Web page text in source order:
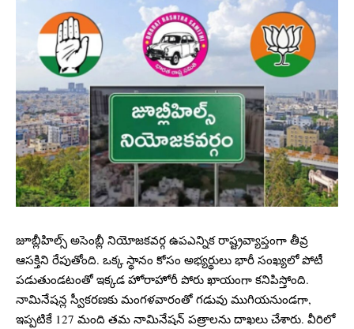
జూబ్లీహిల్స్ అసెంబ్లీ నియోజకవర్గ ఉపఎన్నిక రాష్ట్రవ్యాప్తంగా తీవ్ర
ఆసక్తిని రేపుతోంది. ఒక్క స్థానం కోసం అభ్యర్థులు భారీ సంఖ్యలో పోటీ
పడుతుండటంతో ఇక్కడ హోరాహోరీ పోరు ఖాయంగా కనిపిస్తోంది.
నామినేషన్ల స్వీకరణకు మంగళవారంతో గడువు ముగియనుండగా,
ఇప్పటికే 127 మంది తమ నామినేషన్ పత్రాలను దాఖలు చేశారు. వీరిలో